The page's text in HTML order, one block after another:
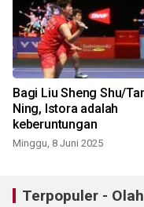
Bagi Liu Sheng Shu/
Ning, Istora adalah
keberuntungan
Minggu, 8 Juni 2025
Terpopuler -